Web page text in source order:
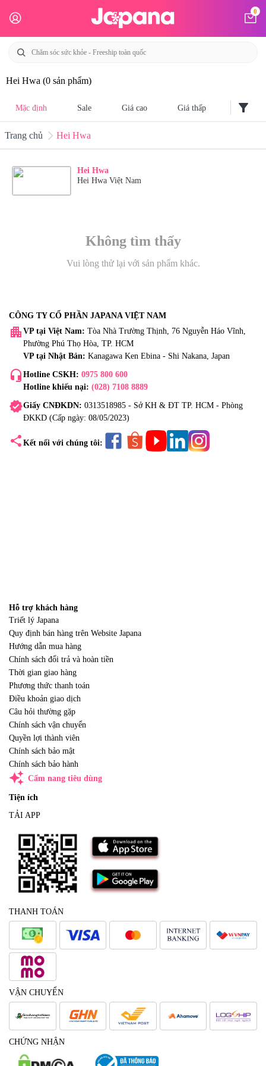
0
Hei Hwa (0 sản phẩm)
Mặc định Sale Giá cao Giá thấp filter_alt
Trang chủ Hei Hwa
Hei Hwa
Hei Hwa Việt Nam
Không tìm thấy
Vui lòng thử lại với sản phẩm khác.
CÔNG TY CỔ PHẦN JAPANA VIỆT NAM
apartment VP tại Việt Nam: Tòa Nhà Trường Thịnh, 76 Nguyễn Háo Vĩnh,
Phường Phú Thọ Hòa, TP. HCM
VP tại Nhật Bản: Kanagawa Ken Ebina - Shi Nakana, Japan
headset_mic Hotline CSKH: 0975 800 600
Hotline khiếu nại: (028) 7108 8889
verifiedGiấy CNĐKDN: 0313518985 - Sở KH & ĐT TP. HCM - Phòng
ĐKKD (Cấp ngày: 08/05/2023)
share Kết nối với chúng tôi:
Hỗ trợ khách hàng
Triết lý Japana
Quy định bán hàng trên Website Japana
Hướng dẫn mua hàng
Chính sách đổi trả và hoàn tiền
Thời gian giao hàng
Phương thức thanh toán
Điều khoản giao dịch
Câu hỏi thường gặp
Chính sách vận chuyển
Quyền lợi thành viên
Chính sách bảo mật
Chính sách bảo hành
auto_awesome Cẩm nang tiêu dùng
Tiện ích
TẢI APP
THANH TOÁN
VẬN CHUYỂN
CHỨNG NHẬN